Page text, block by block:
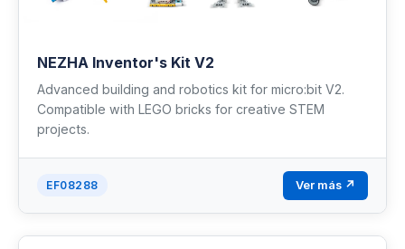
NEZHA Inventor's Kit V2
Advanced building and robotics kit for micro:bit V2.
Compatible with LEGO bricks for creative STEM
projects.
EF08288 Ver más ↗